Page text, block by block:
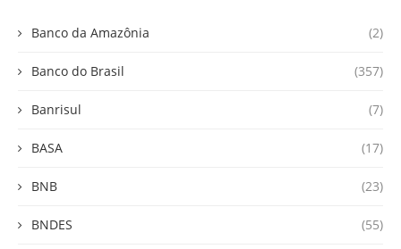
Banco da Amazônia (2)
Banco do Brasil (357)
Banrisul (7)
BASA (17)
BNB (23)
BNDES (55)